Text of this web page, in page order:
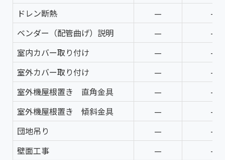
ドレン断熱
—
—
ベンダー（配管曲げ）説明
—
—
室内カバー取り付け
—
—
室外カバー取り付け
—
—
室外機屋根置き 直角金具
—
—
室外機屋根置き 傾斜金具
—
—
団地吊り
—
—
壁面工事
—
—